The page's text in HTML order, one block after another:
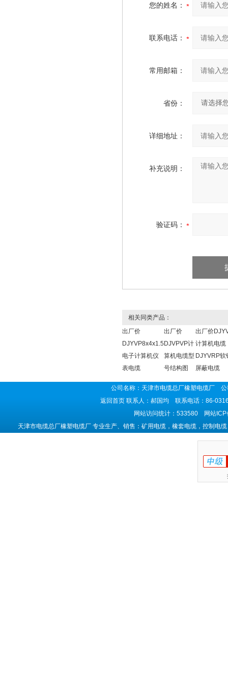
您的姓名：
联系电话：
常用邮箱：
省份：
详细地址：
补充说明：
验证码：
相关同类产品：
出厂价
DJYVP8x4x1.5
电子计算机仪
表电缆
出厂价
DJVPVP计
算机电缆型
号结构图
出厂价
计算机电缆
DJYVRP软
屏蔽电缆
公司名称：天津市电缆总厂橡塑电缆厂
返回首页联系人：郝国均 联系电话：86-
网站访问统计：533580 网站ICP
天津市电缆总厂橡塑电缆厂 专业生产、销售：矿用电缆，橡套电缆，控制电